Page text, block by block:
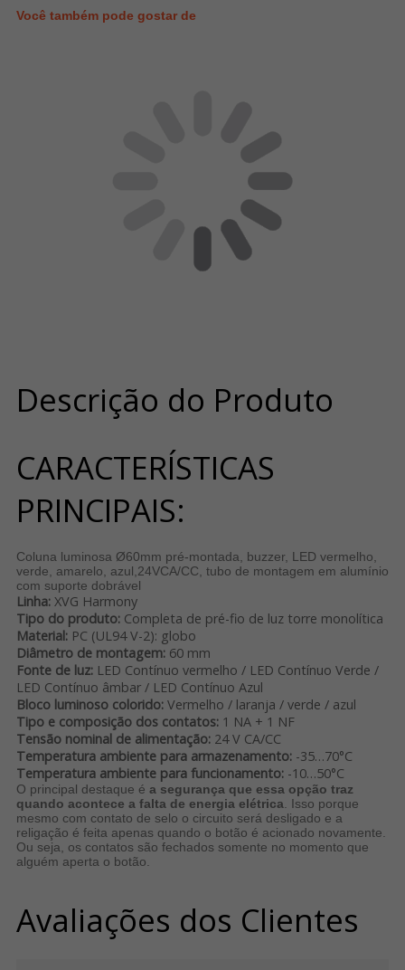
Você também pode gostar de
Descrição do Produto
CARACTERÍSTICAS
PRINCIPAIS:
Coluna luminosa Ø60mm pré-montada, buzzer, LED vermelho,
verde, amarelo, azul,24VCA/CC, tubo de montagem em alumínio
com suporte dobrável
Linha:XVG Harmony
Tipo do produto: Completa de pré-fio de luz torre monolítica
Material: PC (UL94 V-2): globo
Diâmetro de montagem: 60 mm
Fonte de luz: LED Contínuo vermelho / LED Contínuo Verde /
LED Contínuo âmbar / LED Contínuo Azul
Bloco luminoso colorido: Vermelho / laranja / verde / azul
Tipo e composição dos contatos: 1 NA + 1 NF
Tensão nominal de alimentação: 24 V CA/CC
Temperatura ambiente para armazenamento: -35…70°C
Temperatura ambiente para funcionamento: -10…50°C
O principal destaque é a segurança que essa opção traz
quando acontece a falta de energia elétrica. Isso porque
mesmo com contato de selo o circuito será desligado e a
religação é feita apenas quando o botão é acionado novamente.
Ou seja, os contatos são fechados somente no momento que
alguém aperta o botão.
Avaliações dos Clientes